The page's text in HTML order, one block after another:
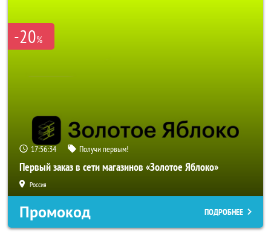
-20%
17:56:32 Получи первым!
Первый заказ в сети магазинов «Золотое Яблоко»
Россия
Промокод ПОДРОБНЕЕ